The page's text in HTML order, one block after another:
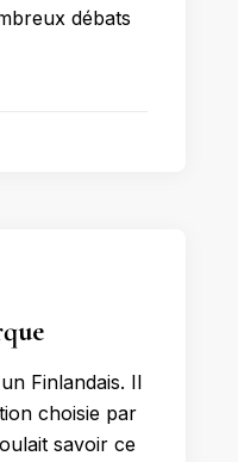
débats
Finlandais. Il
choisie par
savoir ce